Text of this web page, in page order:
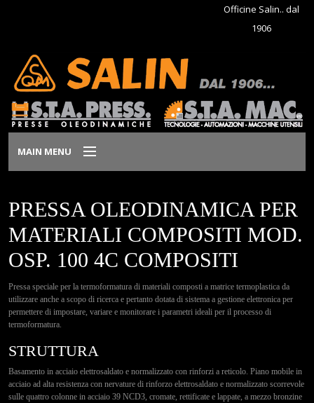
Officine Salin.. dal
1906
MAIN MENU
Azienda
Prodotti
Dove siamo
Contatti
PRESSA OLEODINAMICA PER
MATERIALI COMPOSITI MOD.
OSP. 100 4C COMPOSITI
Pressa speciale per la termoformatura di materiali composti a matrice termoplastica da
utilizzare anche a scopo di ricerca e pertanto dotata di sistema a gestione elettronica per
permettere di impostare, variare e monitorare i parametri ideali per il processo di
termoformatura.
STRUTTURA
Basamento in acciaio elettrosaldato e normalizzato con rinforzi a reticolo. Piano mobile in
acciaio ad alta resistenza con nervature di rinforzo elettrosaldato e normalizzato scorrevole
sulle quattro colonne in acciaio 39 NCD3, cromate, rettificate e lappate, a mezzo bronzine